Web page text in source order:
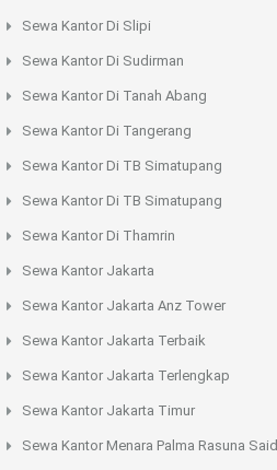
Sewa Kantor Di Slipi
Sewa Kantor Di Sudirman
Sewa Kantor Di Tanah Abang
Sewa Kantor Di Tangerang
Sewa Kantor Di TB Simatupang
Sewa Kantor Di TB Simatupang
Sewa Kantor Di Thamrin
Sewa Kantor Jakarta
Sewa Kantor Jakarta Anz Tower
Sewa Kantor Jakarta Terbaik
Sewa Kantor Jakarta Terlengkap
Sewa Kantor Jakarta Timur
Sewa Kantor Menara Palma Rasuna Said